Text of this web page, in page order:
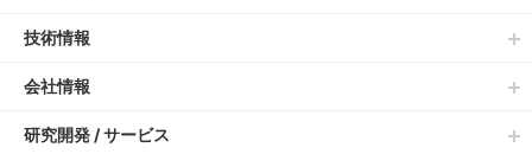
技術情報
会社情報
研究開発 / サービス